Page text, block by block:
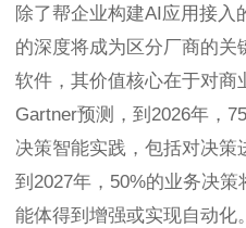
除了帮企业构建AI应用接入
的深度将成为区分厂商的关
软件，其价值核心在于对商
Gartner预测，到2026年，
决策智能实践，包括对决策
到2027年，50%的业务决
能体得到增强或实现自动化。